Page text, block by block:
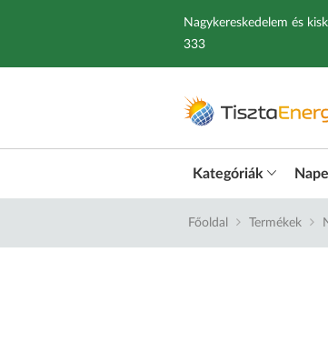
Nagykereskedelem és
333
Kategóriák
Főoldal Termékek